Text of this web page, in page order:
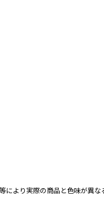
より実際の商品と色味が異な